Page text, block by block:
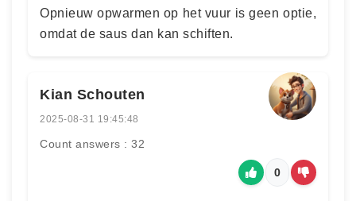
Opnieuw opwarmen op het vuur is geen optie,
omdat de saus dan kan schiften.
Kian Schouten
2025-08-31 19:45:48
Count answers : 32
0